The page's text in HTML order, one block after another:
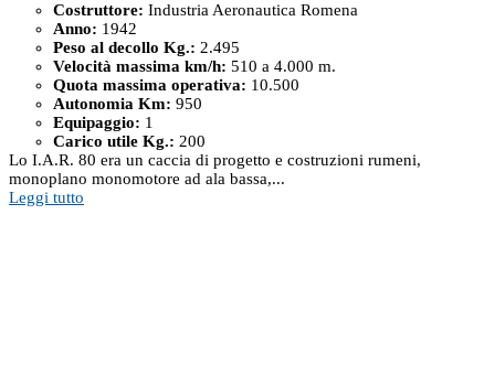
Costruttore: Industria Aeronautica Romena
Anno: 1942
Peso al decollo Kg.: 2.495
Velocità massima km/h: 510 a 4.000 m.
Quota massima operativa: 10.500
Autonomia Km: 950
Equipaggio: 1
Carico utile Kg.: 200
Lo I.A.R. 80 era un caccia di progetto e costruzioni rumeni,
monoplano monomotore ad ala bassa,...
Leggi tutto